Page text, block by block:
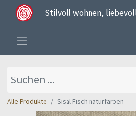
Stilvoll wohnen,
Alle Produkte Sisal Fisch naturfarben